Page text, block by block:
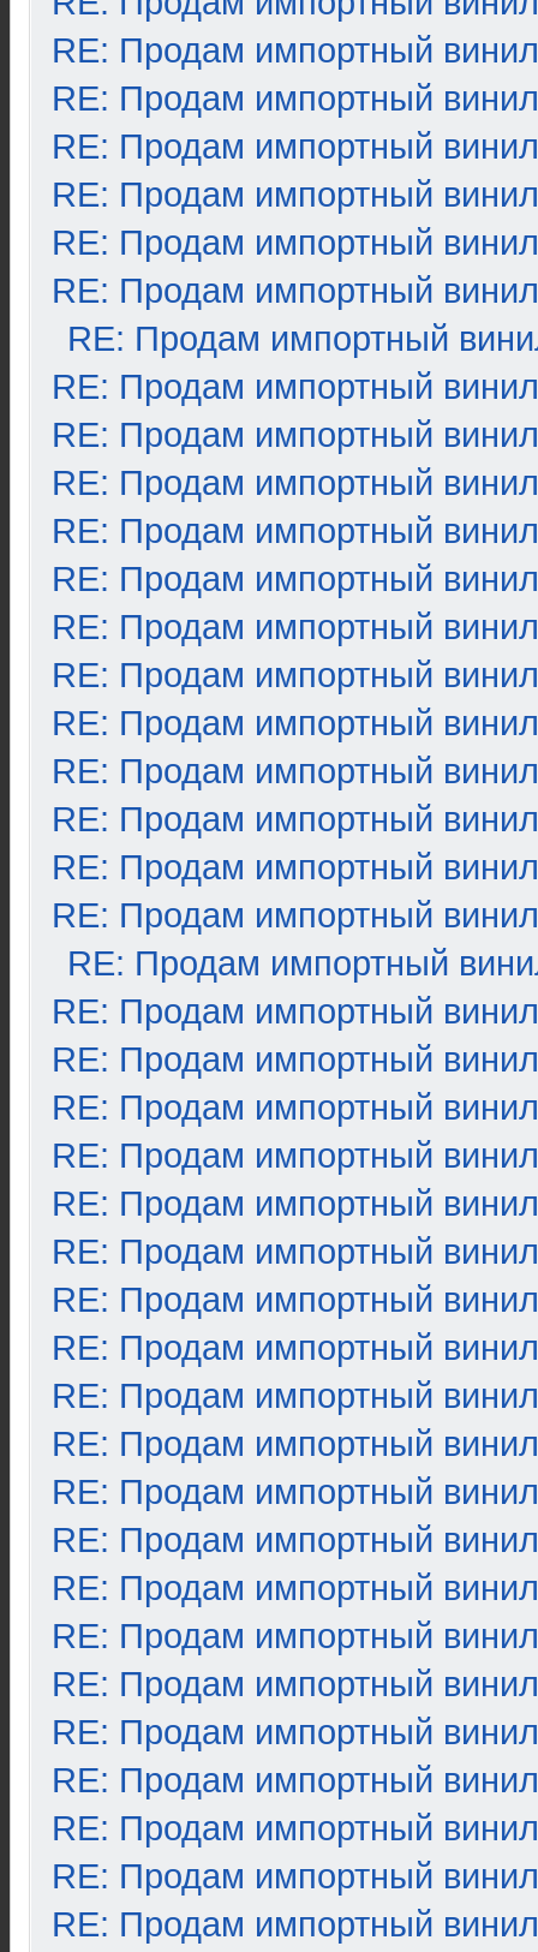
RE: Продам импортный винил
RE: Продам импортный винил
RE: Продам импортный винил
RE: Продам импортный винил
RE: Продам импортный винил
RE: Продам импортный винил
RE: Продам импортный
RE: Продам импортный винил
RE: Продам импортный винил
RE: Продам импортный винил
RE: Продам импортный винил
RE: Продам импортный винил
RE: Продам импортный винил
RE: Продам импортный винил
RE: Продам импортный винил
RE: Продам импортный винил
RE: Продам импортный винил
RE: Продам импортный винил
RE: Продам импортный винил
RE: Продам импортный
RE: Продам импортный винил
RE: Продам импортный винил
RE: Продам импортный винил
RE: Продам импортный винил
RE: Продам импортный винил
RE: Продам импортный винил
RE: Продам импортный винил
RE: Продам импортный винил
RE: Продам импортный винил
RE: Продам импортный винил
RE: Продам импортный винил
RE: Продам импортный винил
RE: Продам импортный винил
RE: Продам импортный винил
RE: Продам импортный винил
RE: Продам импортный винил
RE: Продам импортный винил
RE: Продам импортный винил
RE: Продам импортный винил
RE: Продам импортный винил